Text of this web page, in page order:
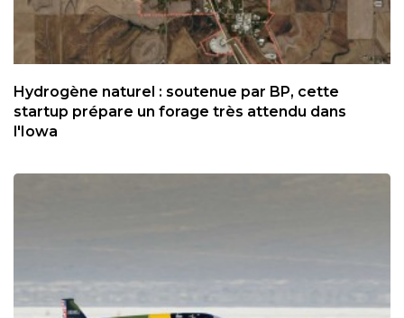
Hydrogène naturel : soutenue par BP, cette
startup prépare un forage très attendu dans
l'Iowa